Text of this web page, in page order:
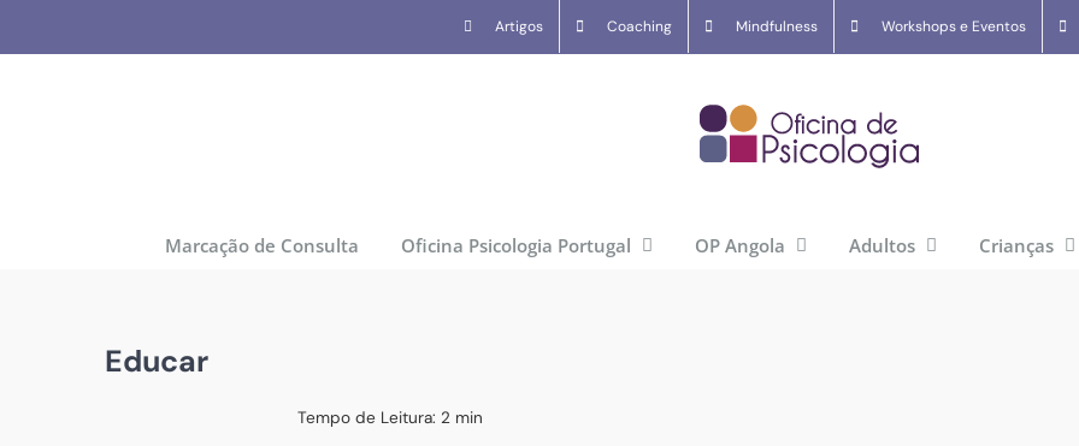
to
Artigos Coaching Mindfulness Workshops e Eventos
Marcação de Consulta Oficina Psicologia Portugal OP Angola Adultos Crianças
Educar
Tempo de Leitura: 2 min